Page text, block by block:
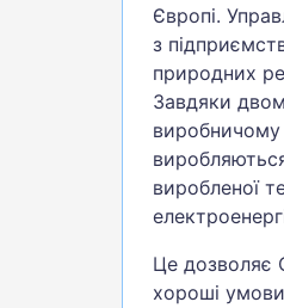
Європі.
з
природних
Завдяки
виробничому
виробленої
Це дозволяє
хороші умови